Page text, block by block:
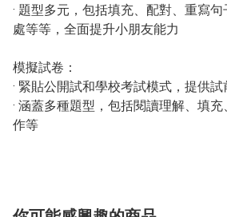
· 題型多元，包括填充、配對、重寫
處等等，全面提升小朋友能力
模擬試卷：
· 緊貼公開試和學校考試模式，提供
· 涵蓋多種題型，包括閱讀理解、填
作等